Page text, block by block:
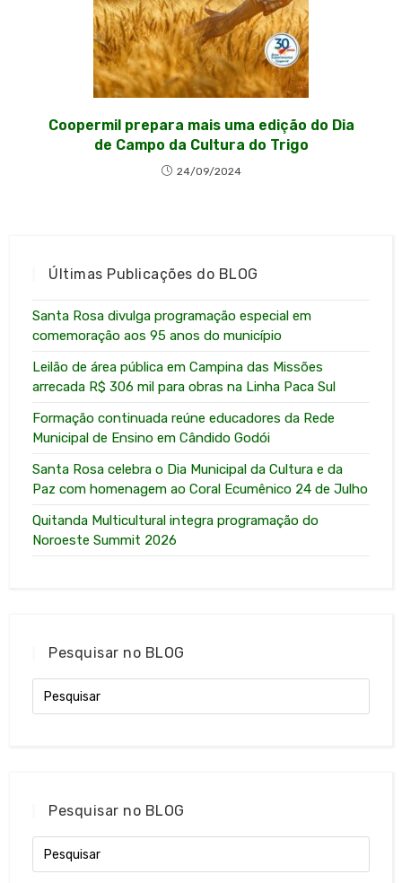
Coopermil prepara mais uma edição do Dia
de Campo da Cultura do Trigo
24/09/2024
Últimas Publicações do BLOG
Santa Rosa divulga programação especial em
comemoração aos 95 anos do município
Leilão de área pública em Campina das Missões
arrecada R$ 306 mil para obras na Linha Paca Sul
Formação continuada reúne educadores da Rede
Municipal de Ensino em Cândido Godói
Santa Rosa celebra o Dia Municipal da Cultura e da
Paz com homenagem ao Coral Ecumênico 24 de Julho
Quitanda Multicultural integra programação do
Noroeste Summit 2026
Pesquisar no BLOG
Pesquisar no BLOG